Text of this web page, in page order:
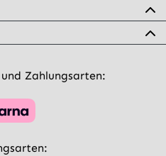
Zahlungsarten: